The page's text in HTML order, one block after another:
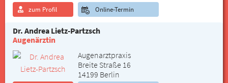
zum Profil Online-Termin
Dr. Andrea Lietz-Partzsch
Augenärztin
Augenarztpraxis
Breite Straße 16
14199 Berlin